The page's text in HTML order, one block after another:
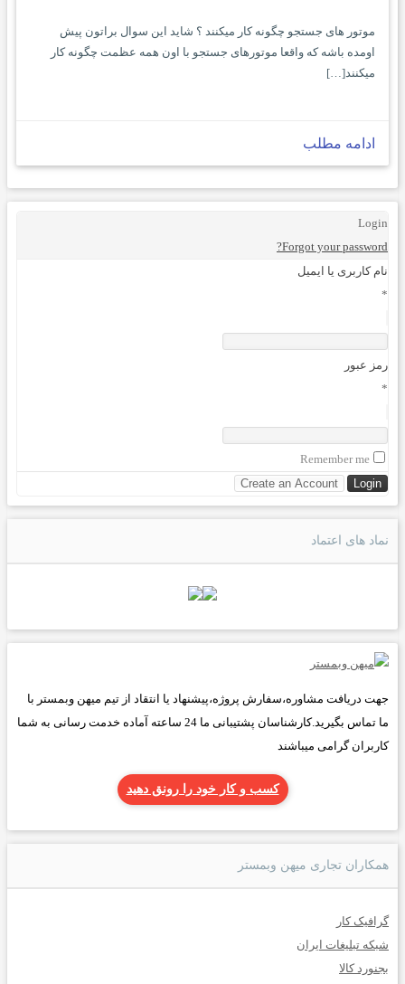
موتور های جستجو چگونه کار میکنند ؟ شاید این سوال براتون پیش
اومده باشه که واقعا موتورهای جستجو با اون همه عظمت چگونه کار
میکنند[…]
ادامه مطلب
Login
Forgot your password?
نام کاربری یا ایمیل
*
رمز عبور
*
Remember me
نماد های اعتماد
جهت دریافت مشاوره،سفارش پروژه،پیشنهاد یا انتقاد از تیم میهن وبمستر با
ما تماس بگیرید.کارشناسان پشتیبانی ما 24 ساعته آماده خدمت رسانی به شما
کاربران گرامی میباشند
کسب و کار خود را رونق دهید
همکاران تجاری میهن وبمستر
گرافیک کار
شبکه تبلیغات ایران
بجنورد کالا